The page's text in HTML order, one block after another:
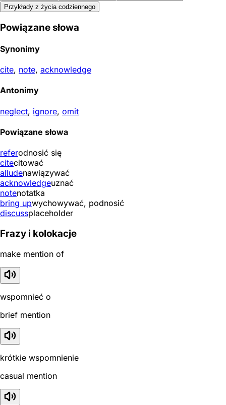
Przykłady z życia codziennego
Powiązane słowa
Synonimy
cite, note, acknowledge
Antonimy
neglect, ignore, omit
Powiązane słowa
referodnosić się
citecitować
alludenawiązywać
acknowledgeuznać
notenotatka
bring upwychowywać, podnosić
discussplaceholder
Frazy i kolokacje
make mention of
wspomnieć o
brief mention
krótkie wspomnienie
casual mention